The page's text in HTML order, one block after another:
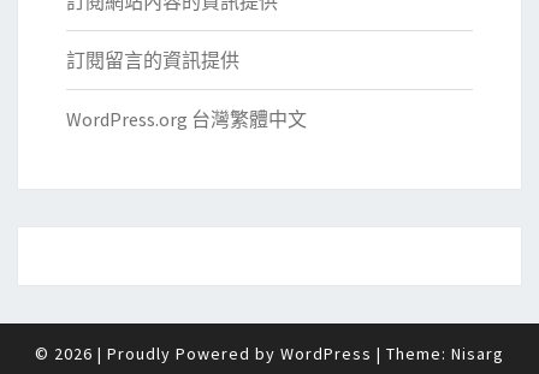
訂閱留言的資訊提供
WordPress.org 台灣繁體中文
© 2026 | Proudly Powered by WordPress | Theme: Nisarg